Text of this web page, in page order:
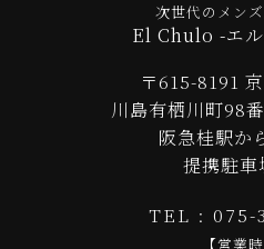
次世代のメン
El Chulo -エ
〒615-8191
川島有栖川町98
阪急桂駅か
提携駐車
TEL : 075-
【営業